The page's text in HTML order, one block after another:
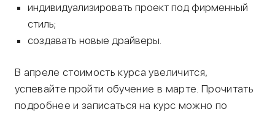
индивидуализировать проект под фирменный
стиль;
создавать новые драйверы.
В апреле стоимость курса увеличится,
успевайте пройти обучение в марте. Прочитать
подробнее и записаться на курс можно по